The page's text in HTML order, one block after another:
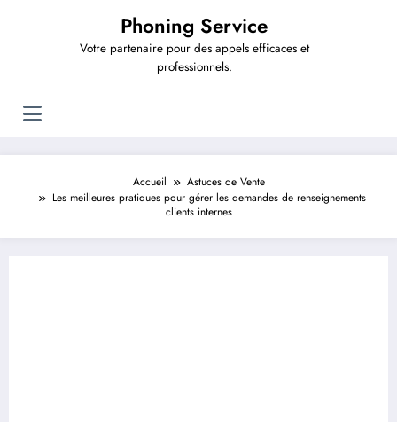
Phoning Service
Votre partenaire pour des appels efficaces et
professionnels.
Accueil
Astuces de Vente
Les meilleures pratiques pour gérer les demandes de renseignements
clients internes